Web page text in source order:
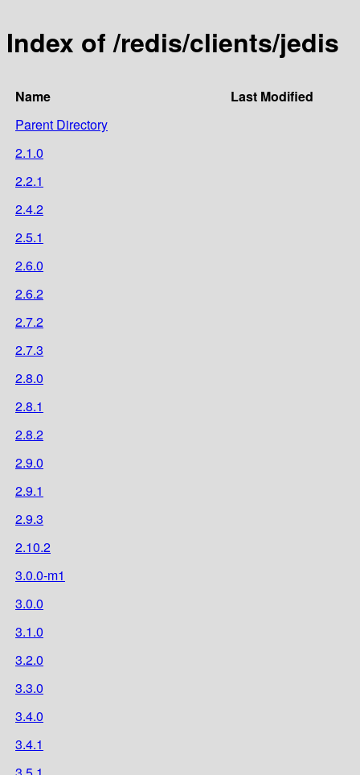
Index of /redis/clients/jedis
Name
Last Modified
Parent Directory
2.1.0
2.2.1
2.4.2
2.5.1
2.6.0
2.6.2
2.7.2
2.7.3
2.8.0
2.8.1
2.8.2
2.9.0
2.9.1
2.9.3
2.10.2
3.0.0-m1
3.0.0
3.1.0
3.2.0
3.3.0
3.4.0
3.4.1